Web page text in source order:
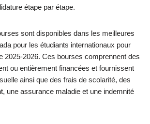
étape par étape.
sont disponibles dans les meilleures
pour les étudiants internationaux pour
2025-2026. Ces bourses comprennent des
ou entièrement financées et fournissent
ainsi que des frais de scolarité, des
une assurance maladie et une indemnité